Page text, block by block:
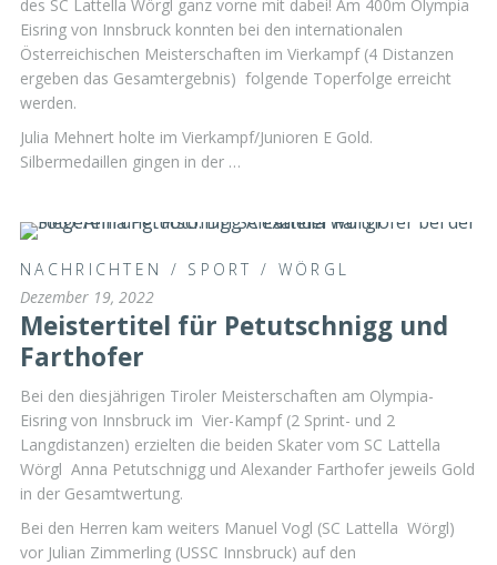
des SC Lattella Wörgl ganz vorne mit dabei! Am 400m Olympia
Eisring von Innsbruck konnten bei den internationalen
Österreichischen Meisterschaften im Vierkampf (4 Distanzen
ergeben das Gesamtergebnis) folgende Toperfolge erreicht
werden.
Julia Mehnert holte im Vierkampf/Junioren E Gold.
Silbermedaillen gingen in der …
NACHRICHTEN / SPORT / WÖRGL
Dezember 19, 2022
Meistertitel für Petutschnigg und
Farthofer
Bei den diesjährigen Tiroler Meisterschaften am Olympia-
Eisring von Innsbruck im Vier-Kampf (2 Sprint- und 2
Langdistanzen) erzielten die beiden Skater vom SC Lattella
Wörgl Anna Petutschnigg und Alexander Farthofer jeweils Gold
in der Gesamtwertung.
Bei den Herren kam weiters Manuel Vogl (SC Lattella Wörgl)
vor Julian Zimmerling (USSC Innsbruck) auf den